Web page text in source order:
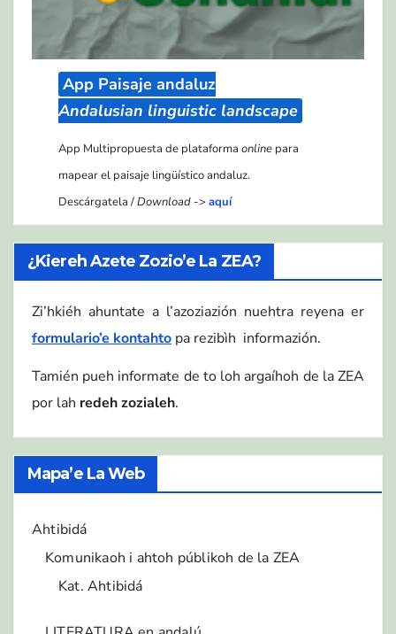
App Paisaje andaluz
Andalusian linguistic landscape
App Multipropuesta de plataformaonline para
mapear el paisaje lingüístico andaluz.
Descárgatela /Download ->aquí
¿Kiereh Azete Zozio’e La ZEA?
Zi’hkiéh ahuntate a l’azoziazión nuehtra reyena er
formulario’e kontahto pa rezibìh informazión.
Tamién pueh informate de to loh argaíhoh de la ZEA
por lah redeh zozialeh.
Mapa’e La Web
Ahtibidá
Komunikaoh i ahtoh públikoh de la ZEA
Kat. Ahtibidá